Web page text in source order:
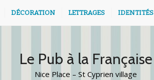
DÉCORATION LETTRAGES IDENTITÉS
Le Pub à la Française
Nice Place – St Cyprien village